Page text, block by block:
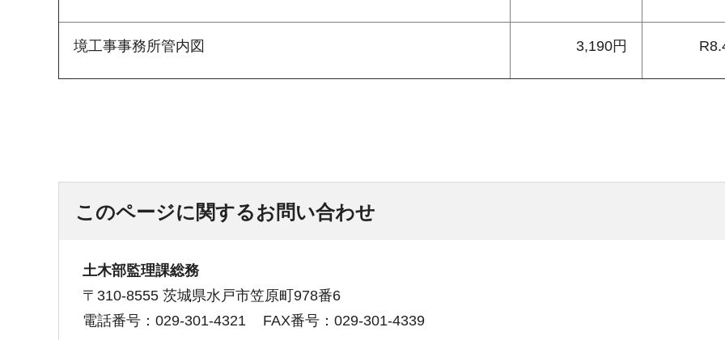
境工事事務所管内図 3,190円
このページに関するお問い合わせ
土木部監理課総務
〒310-8555 茨城県水戸市笠原町978番6
電話番号：029-301-4321
FAX番号：029-301-4339